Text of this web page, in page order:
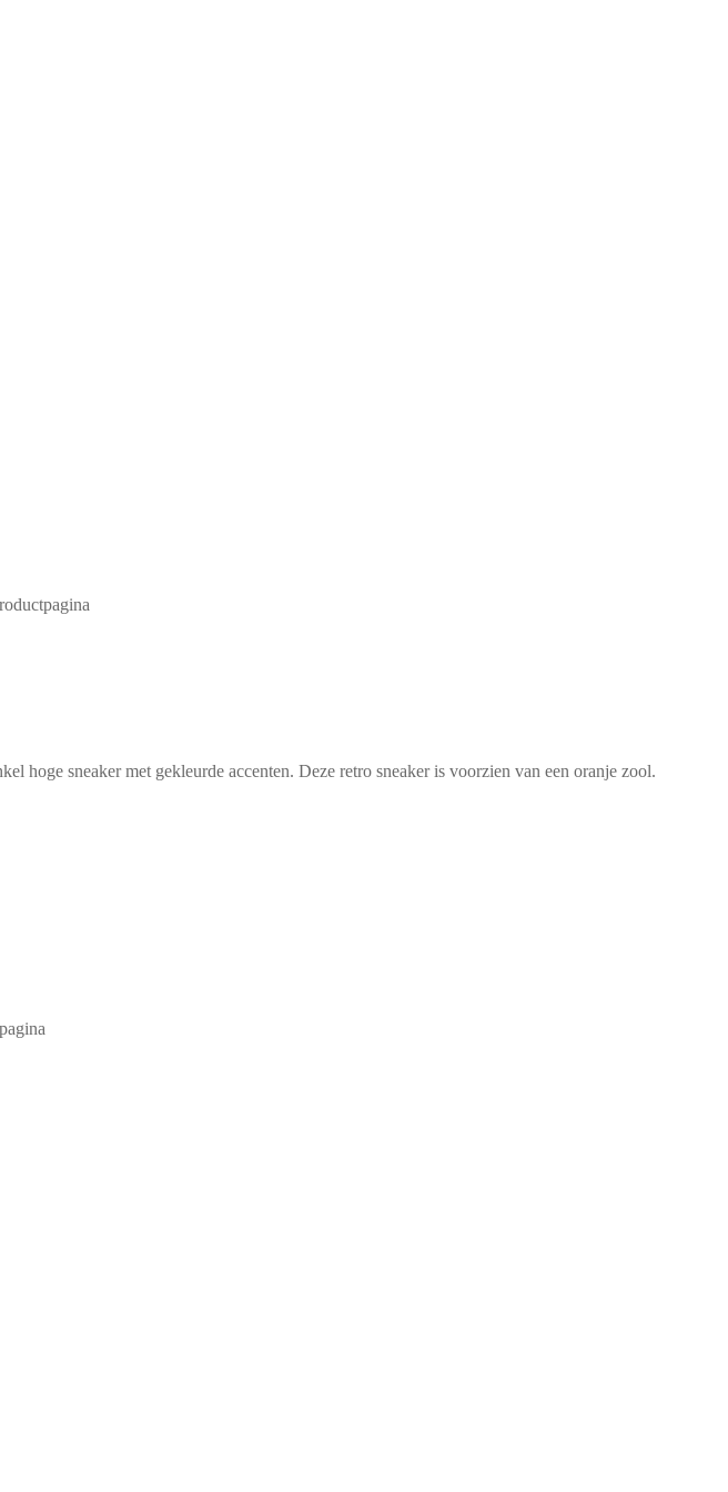
hoge sneaker met gekleurde accenten. Deze retro sneaker is voorzien van een oranje zool.